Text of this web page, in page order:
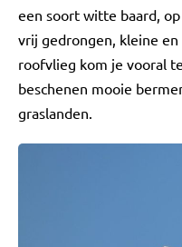
een soort witte baard,
vrij gedrongen, kleine
roofvlieg kom je vooral
beschenen mooie
graslanden.